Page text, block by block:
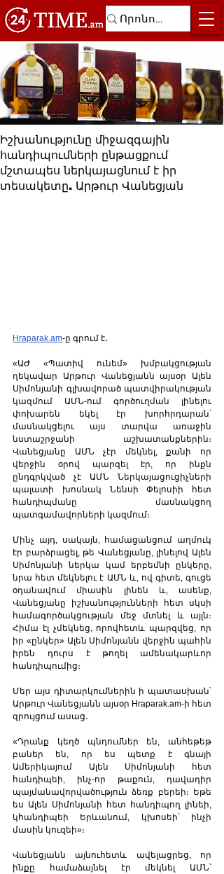
Իշխանությունը միջազգային
հանդիպումների ընթացքում
մշտապես ներկայացնում է իր
տեսակետը. Արթուր Վանեցյան
Hraparak.am-ը գրում է․
«ԱԺ «Պատիվ ունեմ» խմբակցության
ղեկավար Արթուր Վանեցյանն այսօր Ալեն
Սիմոնյանի գլխավորած պատվիրակության
կազմում ԱՄՆ-ում գործուղման լինելու
փոխարեն եկել էր խորհրդարան՝
մասնակցելու այս տարվա առաջին
նստաշրջանի աշխատանքներին։
Վանեցյանը ԱՄՆ չէր մեկնել, քանի որ
վերջին օրով պարզել էր, որ ինքն
ընդգրկված չէ ԱՄՆ Ներկայացուցիչների
պալատի խոսնակ Նենսի Փելոսիի հետ
հանդիպմանը մասնակցող
պատգամավորների կազմում։
Մինչ այդ, սակայն, համացանցում աղմուկ
էր բարձրացել, թե Վանեցյանը, լինելով Ալեն
Սիմոնյանի ներկա կամ երբեմնի ընկերը,
նրա հետ մեկնելու է ԱՄՆ և, ով գիտե, գուցե
օդանավում միասին լինեն և, ասենք,
Վանեցյանը իշխանությունների հետ սկսի
համագործակցության մեջ մտնել և այլն։
Հիմա էլ չմեկնեց, որովհետև պարզվեց, որ
իր «ընկեր» Ալեն Սիմոնյանն վերջին պահին
իրեն դուրս է թողել ամենակարևոր
հանդիպումից։
Մեր այս դիտարկումներին ի պատասխան՝
Արթուր Վանեցյանն այսօր Hraparak.am-ի հետ
զրույցում ասաց․
«Դրանք կեղծ պնդումներ են, անհեթեթ
բաներ են, որ ես պետք է գնայի
Ամերիկայում Ալեն Սիմոնյանի հետ
հանդիպեի, ինչ-որ թաքուն, դավադիր
պայմանավորվածություն ձեռք բերեի։ Եթե
ես Ալեն Սիմոնյանի հետ հանդիպող լինեի,
կհանդիպեի Երևանում, կխոսեի՝ ինչի
մասին կուզեի»։
Վանեցյանն այնուհետև ավելացրեց, որ
ինքը համաձայնել էր մեկնել ԱՄՆ՝